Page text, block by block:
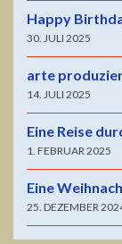
Happy
30. JULI 2025
arte
14. JULI 2025
Eine Reise
1. FEBRUAR 2025
Eine
25. DEZEMBER